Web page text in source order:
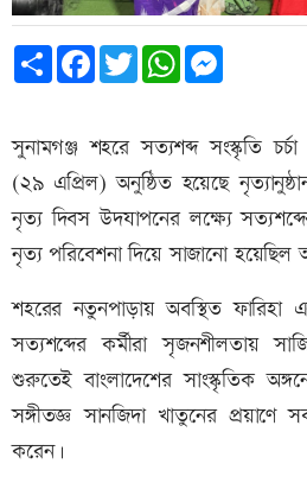
Share FacebookTwitterWhatsApp
সুনামগঞ্জ শহরে সত্যশব্দ সংস্কৃতি
(২৯ এপ্রিল) অনুষ্ঠিত হয়েছে
নৃত্য দিবস উদযাপনের লক্ষ্যে
নৃত্য পরিবেশনা দিয়ে সাজানো
শহরের নতুনপাড়ায় অবস্থিত ফারিহা
সত্যশব্দের কর্মীরা সৃজনশীলতায়
শুরুতেই বাংলাদেশের সাংস্কৃতিক
সঙ্গীতজ্ঞ সানজিদা খাতুনের প্রয়াণে
করেন।